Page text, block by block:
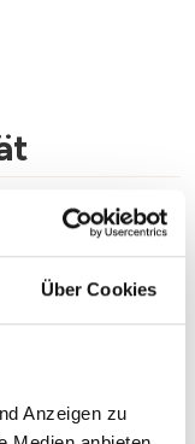
Über Cookies
Anzeigen zu